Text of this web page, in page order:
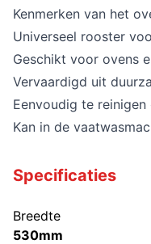
Kenmerken van het
Universeel rooster
Geschikt voor ovens
Vervaardigd uit
Eenvoudig te
Kan in de
Specificaties
Breedte
530mm